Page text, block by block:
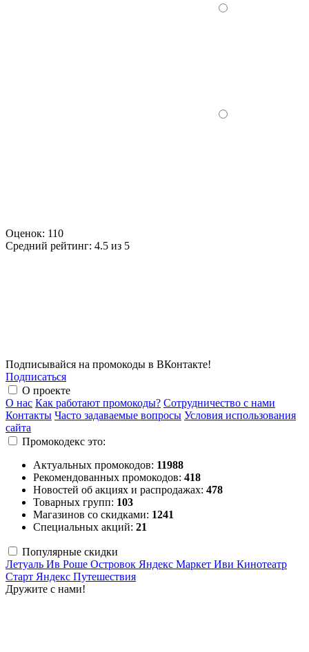
Оценок: 110
Средний рейтинг: 4.5 из 5
Подписывайся на промокоды в ВКонтакте!
Подписаться
О проекте
О нас Как работают промокоды? Сотрудничество с нами
Контакты Часто задаваемые вопросы Условия использования
сайта
Промокодекс это:
Актуальных промокодов: 11988
Рекомендованных промокодов: 418
Новостей об акциях и распродажах: 478
Товарных групп: 103
Магазинов со скидками: 1241
Специальных акций: 21
Популярные скидки
Летуаль Ив Роше Островок Яндекс Маркет Иви Кинотеатр
Старт Яндекс Путешествия
Дружите с нами!